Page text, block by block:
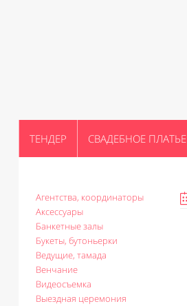
ТЕНДЕР СВАДЕБНОЕ ПЛАТЬЕ
Агентства, координаторы
Аксессуары
Банкетные залы
Букеты, бутоньерки
Ведущие, тамада
Венчание
Видеосъемка
Выездная церемония